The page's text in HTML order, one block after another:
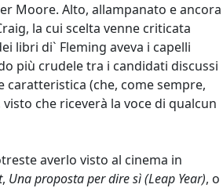
Moore. Alto, allampanato e ancora
la cui scelta venne criticata
libri di` Fleming aveva i capelli
più crudele tra i candidati discussi
caratteristica (che, come sempre,
che riceverà la voce di qualcun
averlo visto al cinema in
, Una proposta per dire sì (Leap Year), o